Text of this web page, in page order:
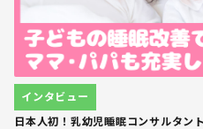
日本人初！乳幼児睡眠コンサルタン
インタビュー